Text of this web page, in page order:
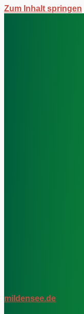
Zum Inhalt springen
mildensee.de